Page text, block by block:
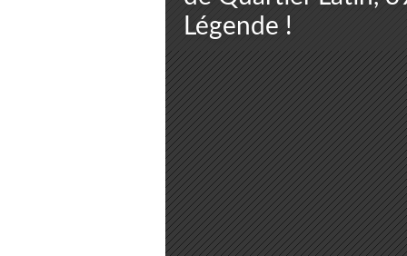
Légende !